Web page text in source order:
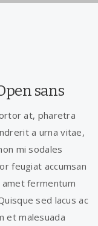
sans
at, pharetra
a urna vitae,
mi sodales
feugiat accumsan
fermentum
sed lacus ac
et malesuada